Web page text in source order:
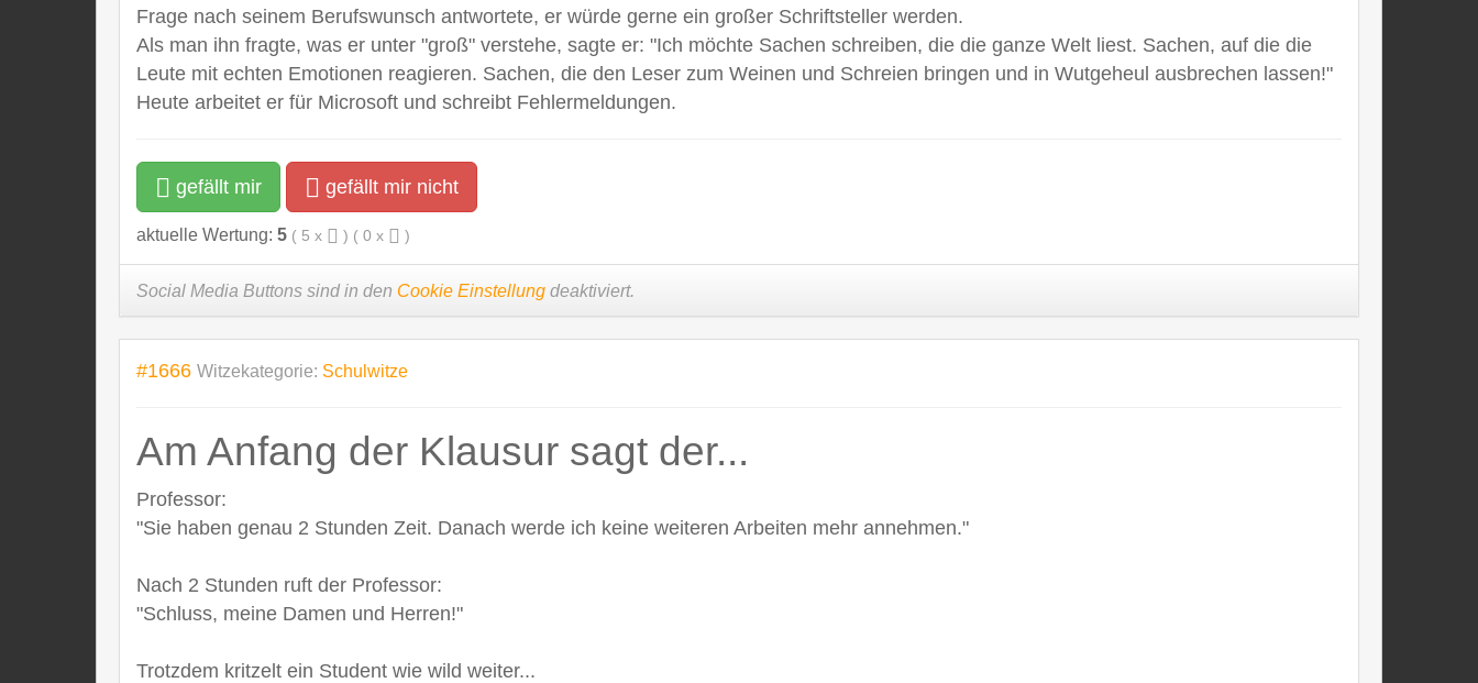
Frage nach seinem Berufswunsch antwortete, er würde gerne ein großer Schriftsteller werden.
Als man ihn fragte, was er unter "groß" verstehe, sagte er: "Ich möchte Sachen schreiben, die die ganze Welt liest. Sachen, auf die die
Leute mit echten Emotionen reagieren. Sachen, die den Leser zum Weinen und Schreien bringen und in Wutgeheul ausbrechen lassen!"
Heute arbeitet er für Microsoft und schreibt Fehlermeldungen.
gefällt mir gefällt mir nicht
aktuelle Wertung: 5 ( 5 x ) ( 0 x )
Social Media Buttons sind in den Cookie Einstellung deaktiviert.
#1666 Witzekategorie: Schulwitze
Am Anfang der Klausur sagt der...
Professor:
"Sie haben genau 2 Stunden Zeit. Danach werde ich keine weiteren Arbeiten mehr annehmen."
Nach 2 Stunden ruft der Professor:
"Schluss, meine Damen und Herren!"
Trotzdem kritzelt ein Student wie wild weiter...